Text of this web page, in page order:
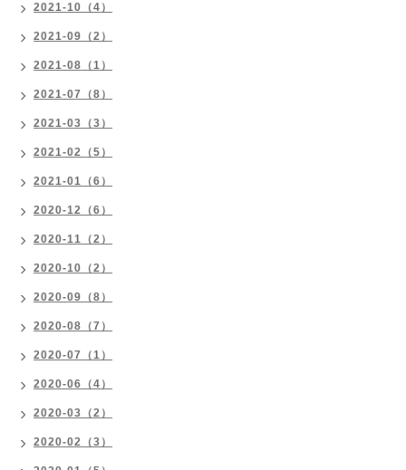
2021-10（4）
2021-09（2）
2021-08（1）
2021-07（8）
2021-03（3）
2021-02（5）
2021-01（6）
2020-12（6）
2020-11（2）
2020-10（2）
2020-09（8）
2020-08（7）
2020-07（1）
2020-06（4）
2020-03（2）
2020-02（3）